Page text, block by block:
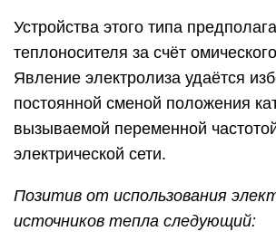
Устройства этого типа
теплоносителя за счёт
Явление электролиза удаётся
постоянной сменой положения
вызываемой переменной
электрической сети.
Позитив от использования
источников тепла следующий: